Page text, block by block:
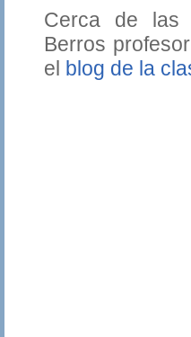
Cerca de
Berros
el blog de la